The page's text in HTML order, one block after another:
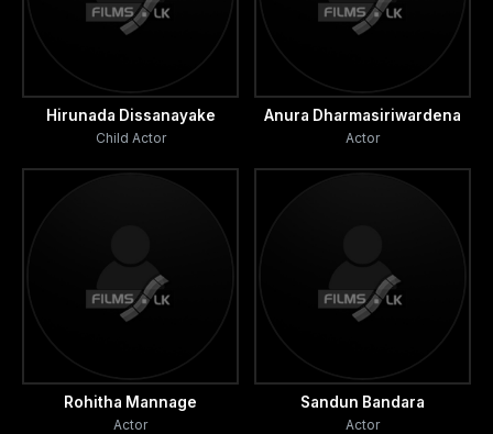
Hirunada Dissanayake
Child Actor
Anura Dharmasiriwardena
Actor
Rohitha Mannage
Actor
Sandun Bandara
Actor